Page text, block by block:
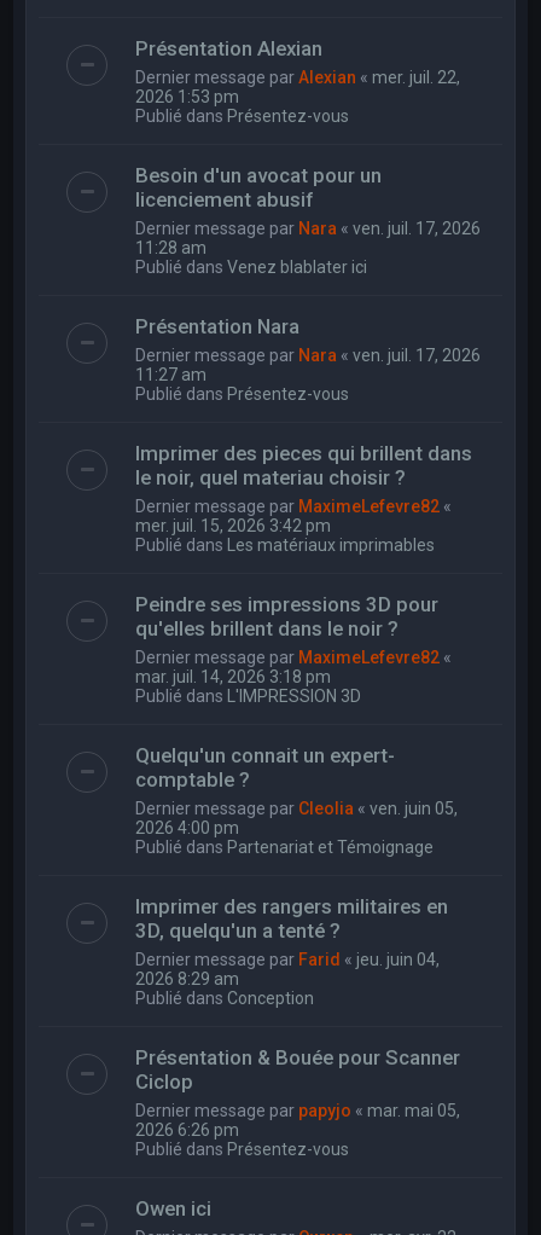
Présentation Alexian
Dernier message parAlexian « mer. juil. 22,
2026 1:53 pm
Publié dans Présentez-vous
Besoin d'un avocat pour un
licenciement abusif
Dernier message par Nara «ven. juil. 17, 2026
11:28 am
Publié dansVenez blablater ici
Présentation Nara
Dernier message par Nara «ven. juil. 17, 2026
11:27 am
Publié dans Présentez-vous
Imprimer des pieces qui brillent dans
le noir, quel materiau choisir ?
Dernier message par MaximeLefevre82 «
mer. juil. 15, 2026 3:42 pm
Publié dans Les matériaux imprimables
Peindre ses impressions 3D pour
qu'elles brillent dans le noir ?
Dernier message par MaximeLefevre82 «
mar. juil. 14, 2026 3:18 pm
Publié dans L'IMPRESSION 3D
Quelqu'un connait un expert-
comptable ?
Dernier message par Cleolia «ven. juin 05,
2026 4:00 pm
Publié dans Partenariat et Témoignage
Imprimer des rangers militaires en
3D, quelqu'un a tenté ?
Dernier message par Farid « jeu. juin 04,
2026 8:29 am
Publié dans Conception
Présentation & Bouée pour Scanner
Ciclop
Dernier message par papyjo « mar. mai 05,
2026 6:26 pm
Publié dans Présentez-vous
Owen ici